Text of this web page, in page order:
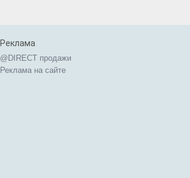
Реклама
@DIRECT продажи
Реклама на сайте